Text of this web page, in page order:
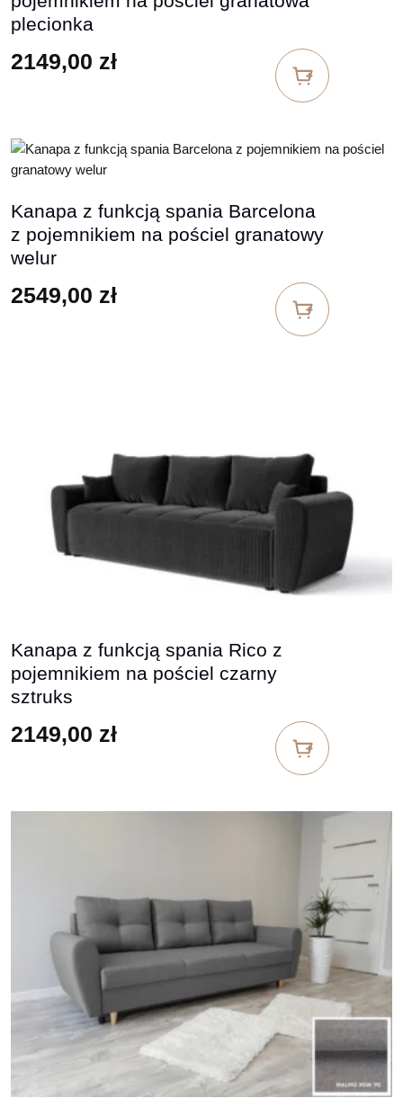
plecionka
2149,00 zł
Kanapa z funkcją spania Barcelona
z pojemnikiem na pościel granatowy
welur
2549,00 zł
Kanapa z funkcją spania Rico z
pojemnikiem na pościel czarny
sztruks
2149,00 zł